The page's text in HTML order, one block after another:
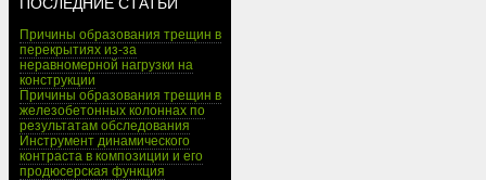
Причины образования трещин в
перекрытиях из-за
неравномерной нагрузки на
конструкции
Причины образования трещин в
железобетонных колоннах по
результатам обследования
Инструмент динамического
контраста в композиции и его
продюсерская функция